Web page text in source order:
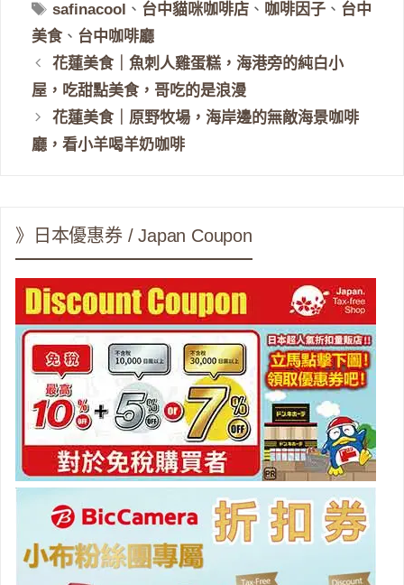
標
籤
safinacool 、 台中貓咪咖啡店 、 咖啡因子 、 台中
美食、 台中咖啡廳
花蓮美食｜魚刺人雞蛋糕，海港旁的純白小
屋，吃甜點美食，哥吃的是浪漫
花蓮美食｜原野牧場，海岸邊的無敵海景咖啡
廳，看小羊喝羊奶咖啡
》日本優惠券 / Japan Coupon